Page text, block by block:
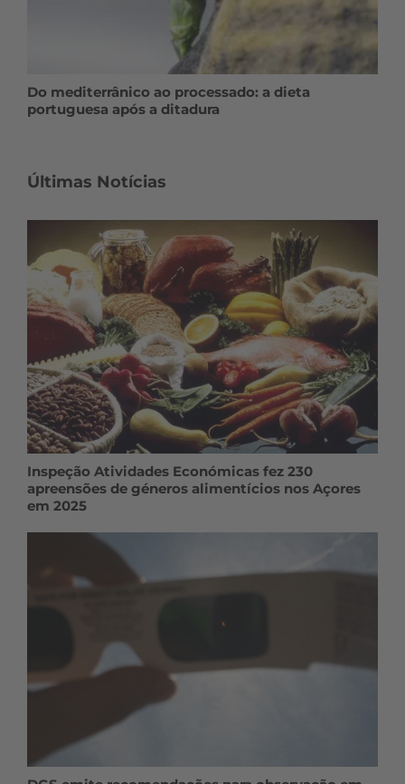
Do mediterrânico ao processado: a dieta
portuguesa após a ditadura
Últimas Notícias
Inspeção Atividades Económicas fez 230
apreensões de géneros alimentícios nos Açores
em 2025